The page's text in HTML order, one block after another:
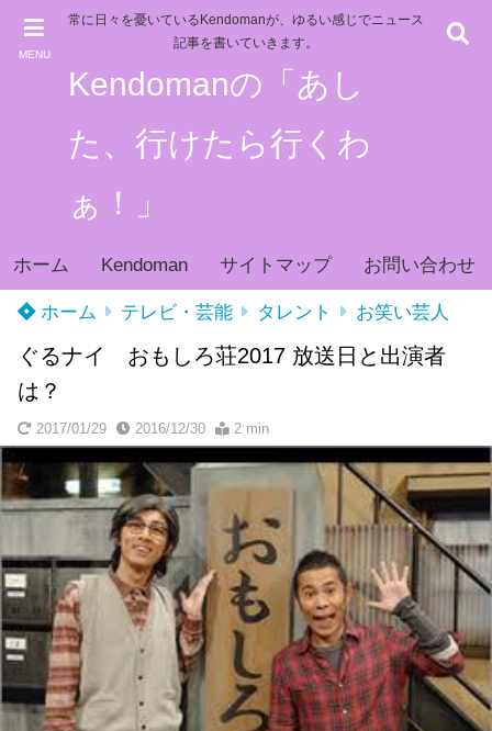
MENU
常に日々を憂いているKendomanが、ゆるい感じでニュース
記事を書いていきます。
Kendomanの「あし
た、行けたら行くわ
ぁ！」
ホーム Kendoman サイトマップ お問い合わせ
ホーム テレビ・芸能 タレント お笑い芸人
ぐるナイ おもしろ荘2017 放送日と出演者
は？
2017/01/29 2016/12/30 2 min